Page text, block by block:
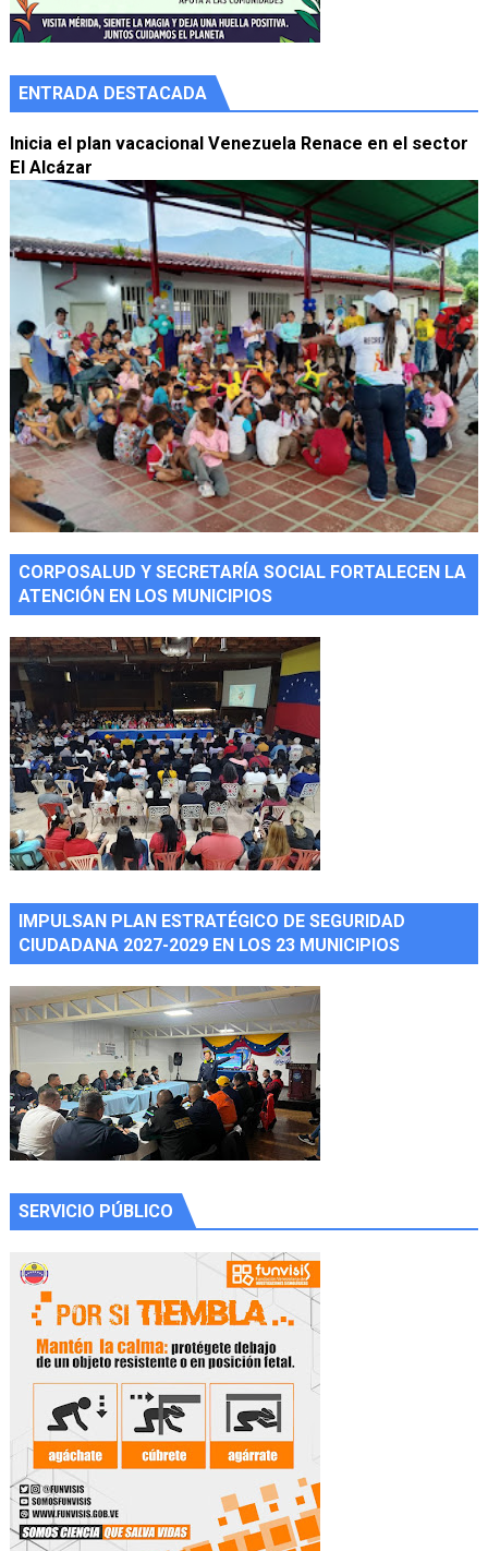
ENTRADA DESTACADA
Inicia el plan vacacional Venezuela Renace en el sector
El Alcázar
CORPOSALUD Y SECRETARÍA SOCIAL FORTALECEN LA
ATENCIÓN EN LOS MUNICIPIOS
IMPULSAN PLAN ESTRATÉGICO DE SEGURIDAD
CIUDADANA 2027-2029 EN LOS 23 MUNICIPIOS
SERVICIO PÚBLICO